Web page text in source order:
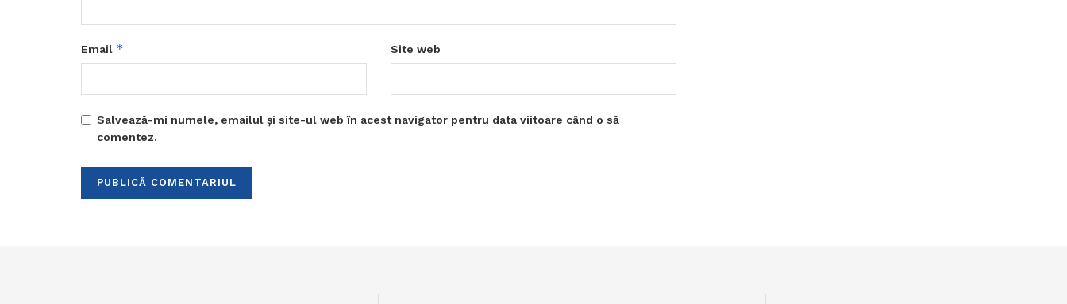
Email * Site web
Salvează-mi numele, emailul și site-ul web în acest navigator pentru data viitoare când o să
comentez.